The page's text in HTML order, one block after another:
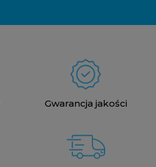
Gwarancja jakości